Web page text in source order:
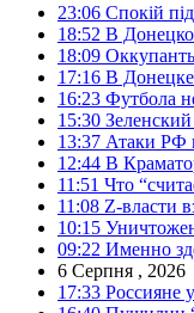
23:06 Спокій
18:52 В
18:09
17:16 В Донецке
16:23 Футбола
15:30
13:37 Атаки РФ
12:44 В
11:51 Что
11:08 Z-власти
10:15
09:22 Именно
6 Серпня , 2026
17:33 Россияне